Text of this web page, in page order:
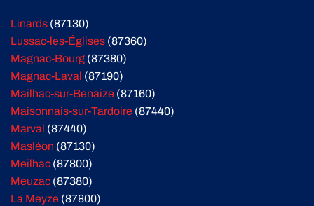
Linards (87130)
Lussac-les-Églises (87360)
Magnac-Bourg (87380)
Magnac-Laval (87190)
Mailhac-sur-Benaize (87160)
Maisonnais-sur-Tardoire (87440)
Marval (87440)
Masléon (87130)
Meilhac (87800)
Meuzac (87380)
La Meyze (87800)